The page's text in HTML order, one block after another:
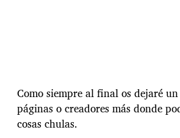
Como siempre al final os dejaré
páginas o creadores más donde
cosas chulas.